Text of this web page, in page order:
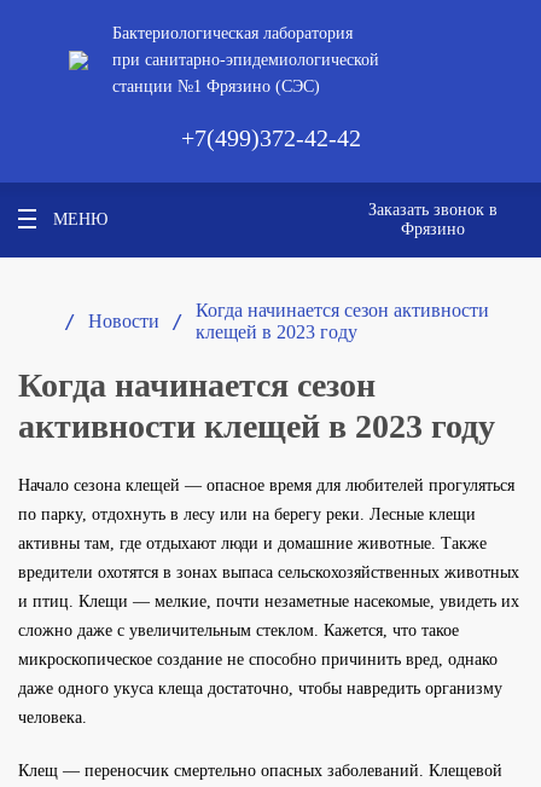
Бактериологическая лаборатория
при санитарно-эпидемиологической
станции №1 Фрязино (СЭС)
+7(499)372-42-42
МЕНЮ
Заказать звонок в
Фрязино
/ Новости / Когда начинается сезон активности
клещей в 2023 году
Когда начинается сезон
активности клещей в 2023 году
Начало сезона клещей — опасное время для любителей прогуляться
по парку, отдохнуть в лесу или на берегу реки. Лесные клещи
активны там, где отдыхают люди и домашние животные. Также
вредители охотятся в зонах выпаса сельскохозяйственных животных
и птиц. Клещи — мелкие, почти незаметные насекомые, увидеть их
сложно даже с увеличительным стеклом. Кажется, что такое
микроскопическое создание не способно причинить вред, однако
даже одного укуса клеща достаточно, чтобы навредить организму
человека.
Клещ — переносчик смертельно опасных заболеваний. Клещевой